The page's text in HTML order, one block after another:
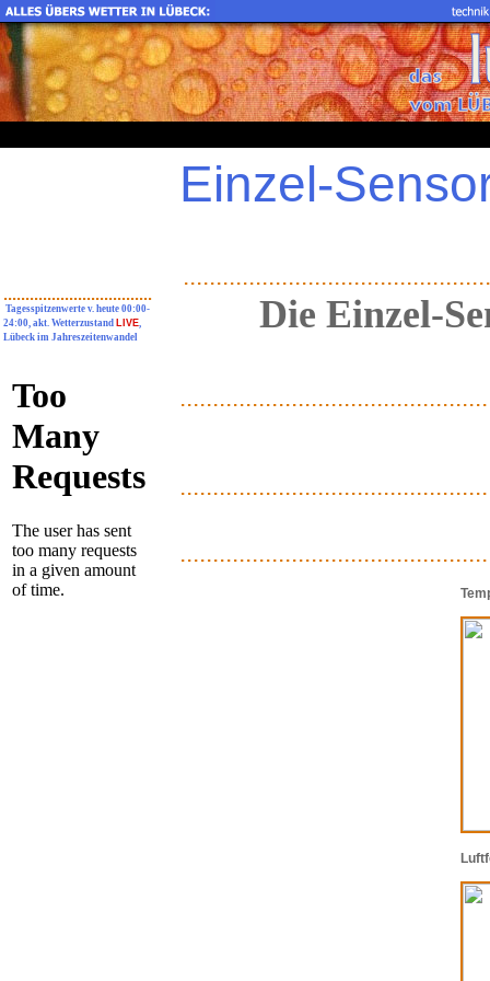
Einzel-
..................................
Tagesspitzenwerte v. heute 00:00-
24:00, akt. Wetterzustand
LIVE
Lübeck im Jahreszeitenwandel
Die Einzel-